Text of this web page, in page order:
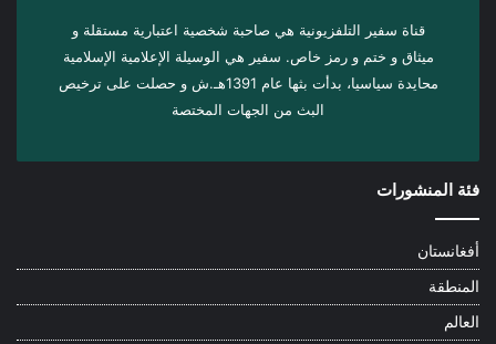
قناة سفير التلفزيونية هي صاحبة شخصية اعتبارية مستقلة و
ميثاق و ختم و رمز خاص. سفیر هي الوسيلة الإعلامية الإسلامية
محايدة سياسيا، بدأت بثها عام 1391هـ.ش و حصلت على ترخيص
البث من الجهات المختصة
فئة المنشورات
أفغانستان
المنطقة
العالم